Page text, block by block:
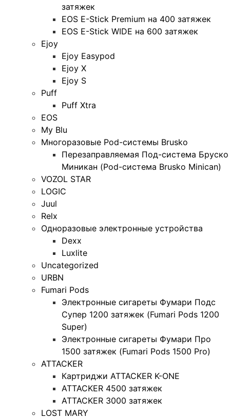
затяжек
EOS E-Stick Premium на 400 затяжек
EOS E-Stick WIDE на 600 затяжек
Ejoy
Ejoy Easypod
Ejoy X
Ejoy S
Puff
Puff Xtra
EOS
My Blu
Многоразовые Pod-системы Brusko
Перезаправляемая Под-система Бруско
Миникан (Pod-система Brusko Minican)
VOZOL STAR
LOGIC
Juul
Relx
Одноразовые электронные устройства
Dexx
Luxlite
Uncategorized
URBN
Fumari Pods
Электронные сигареты Фумари Подс
Супер 1200 затяжек (Fumari Pods 1200
Super)
Электронные сигареты Фумари Про
1500 затяжек (Fumari Pods 1500 Pro)
ATTACKER
Картриджи ATTACKER K-ONE
ATTACKER 4500 затяжек
ATTACKER 3000 затяжек
LOST MARY